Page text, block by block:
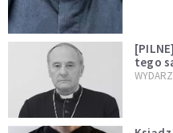
tego